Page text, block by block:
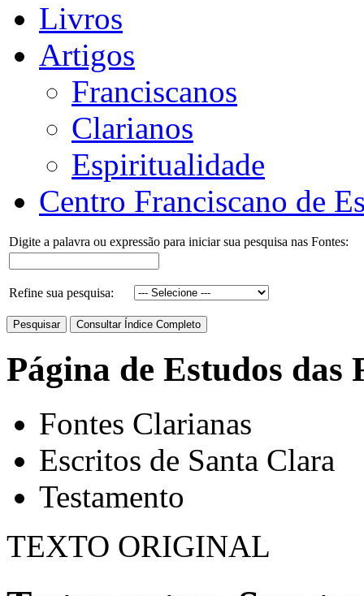
Livros
Artigos
Franciscanos
Clarianos
Espiritualidade
Centro Franciscano de
Digite a palavra ou expressão para iniciar sua pesquisa nas Fontes:
Refine sua pesquisa:
Página de Estudos das
Fontes Clarianas
Escritos de Santa Clara
Testamento
TEXTO ORIGINAL